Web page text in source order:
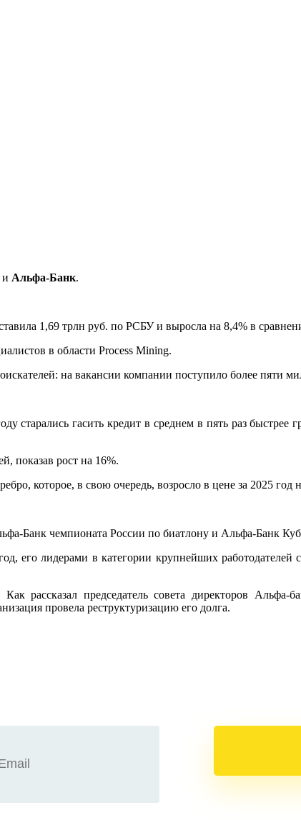
и Альфа-Банк.
1,69 трлн руб. по РСБУ и выросла на 8,4% в
в области Process Mining.
на вакансии компании поступило более пяти
гасить кредит в среднем в пять раз быстрее
показав рост на 16%.
которое, в свою очередь, возросло в цене за 2025 год
Банк чемпионата России по биатлону и Альфа-Банк
его лидерами в категории крупнейших
рассказал председатель совета директоров Альфа-
провела реструктуризацию его долга.